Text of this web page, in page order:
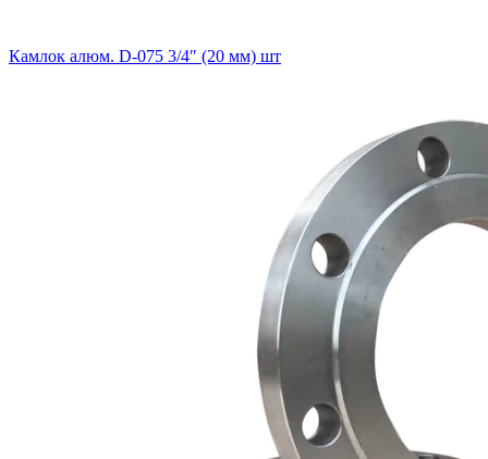
Камлок алюм. D-075 3/4″ (20 мм) шт